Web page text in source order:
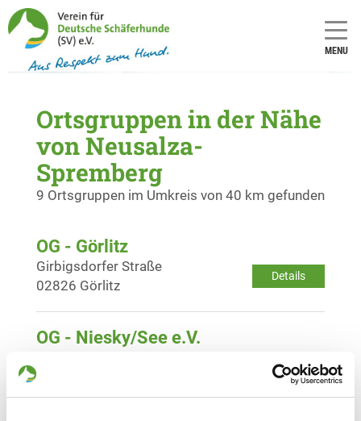
MENU
Ortsgruppen in der Nähe
von Neusalza-
Spremberg
9 Ortsgruppen im Umkreis von 40 km gefunden
OG - Görlitz
Details
Girbigsdorfer Straße
02826 Görlitz
OG - Niesky/See e.V.
Details